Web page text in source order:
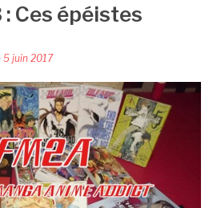
Ces épéistes
5 juin 2017